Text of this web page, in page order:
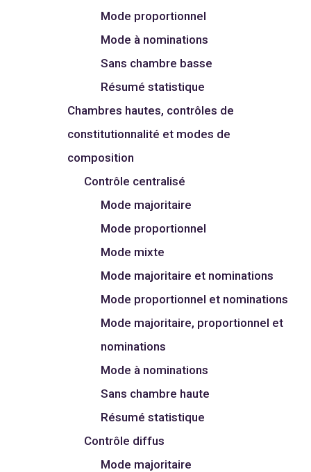
Mode proportionnel
Mode à nominations
Sans chambre basse
Résumé statistique
Chambres hautes, contrôles de
constitutionnalité et modes de
composition
Contrôle centralisé
Mode majoritaire
Mode proportionnel
Mode mixte
Mode majoritaire et nominations
Mode proportionnel et nominations
Mode majoritaire, proportionnel et
nominations
Mode à nominations
Sans chambre haute
Résumé statistique
Contrôle diffus
Mode majoritaire